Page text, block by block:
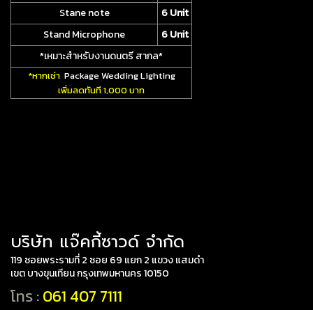
Stane note
6 Unit
Stand Microphone
6 Unit
*เหมาะสำหรับงานดนตรี สากล*
*หากเช่า Package Wedding Lighting
เพิ่มลดทันที 1,000 บาท
บริษัท แจ๊คกี้ซาวด์ จำกัด
119 ซอยพระรามที่ 2 ซอย 69 แยก 2 แขวง แสมดำ
เขต บางขุนเทียน กรุงเทพมหานคร 10150
โทร :061 407 7111